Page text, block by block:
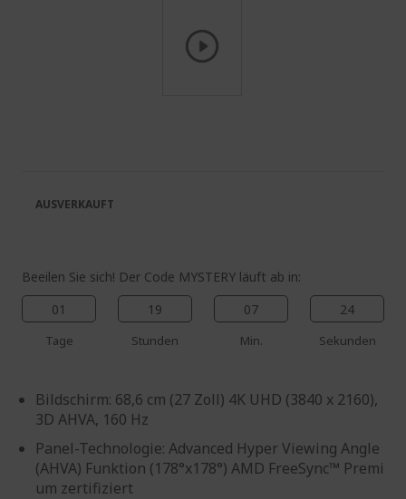
Beeilen Sie sich! Der Code MYSTERY läuft ab in:
01
Tage
19
Stunden
07
Min.
24
Sekunden
Bildschirm: 68,6 cm (27 Zoll) 4K UHD (3840 x 2160),
3D AHVA, 160 Hz
Panel-Technologie: Advanced Hyper Viewing Angle
(AHVA) Funktion (178°x178°) AMD FreeSync™ Premi
um zertifiziert
AUSVERKAUFT